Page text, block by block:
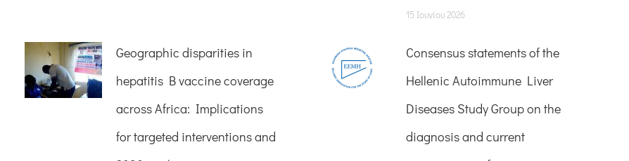
15 Ιουνίου 2026
Geographic disparities in
hepatitis B vaccine coverage
across Africa: Implications
for targeted interventions and
Consensus statements of the
Hellenic Autoimmune Liver
Diseases Study Group on the
diagnosis and current